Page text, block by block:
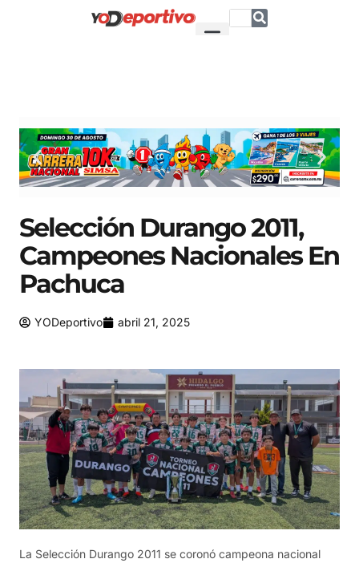
Selección Durango 2011,
Campeones Nacionales En
Pachuca
YODeportivo abril 21, 2025
La Selección Durango 2011 se coronó campeona nacional